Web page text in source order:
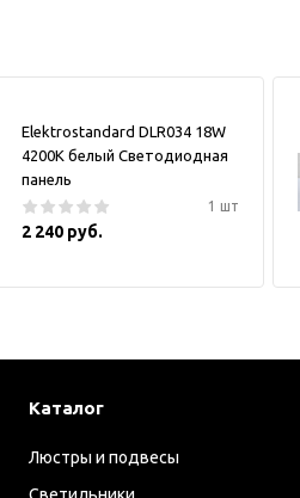
Elektrostandard DLR034 18W
4200K белый Светодиодная
панель
1 шт
2 240 руб.
Каталог
Люстры и подвесы
Светильники